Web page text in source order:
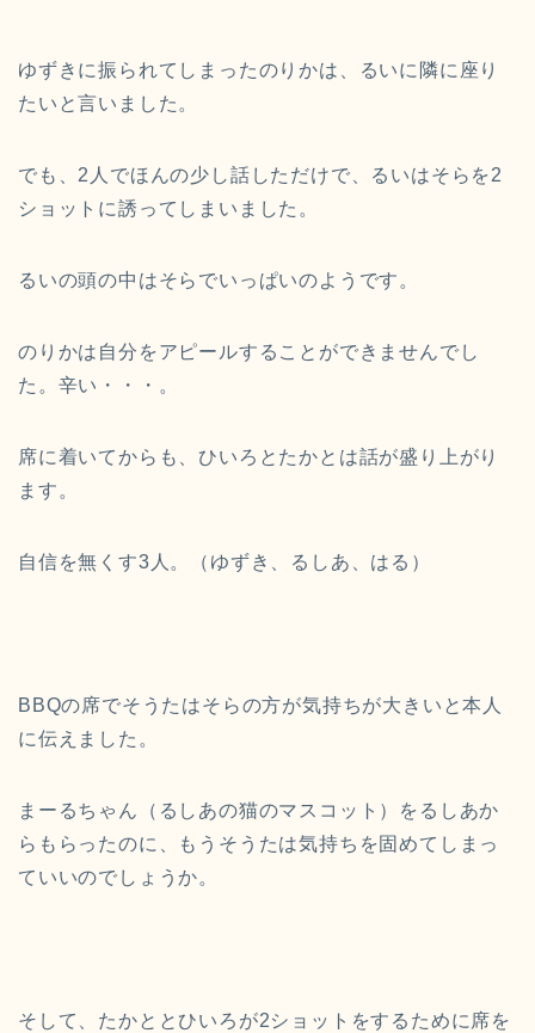
ゆずきに振られてしまったのりかは、るいに隣に座り
たいと言いました。
でも、2人でほんの少し話しただけで、るいはそらを2
ショットに誘ってしまいました。
るいの頭の中はそらでいっぱいのようです。
のりかは自分をアピールすることができませんでし
た。辛い・・・。
席に着いてからも、ひいろとたかとは話が盛り上がり
ます。
自信を無くす3人。（ゆずき、るしあ、はる）
BBQの席でそうたはそらの方が気持ちが大きいと本人
に伝えました。
まーるちゃん（るしあの猫のマスコット）をるしあか
らもらったのに、もうそうたは気持ちを固めてしまっ
ていいのでしょうか。
そして、たかととひいろが2ショットをするために席を